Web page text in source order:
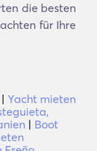
die besten
für Ihre
| Yacht mieten
| Boot